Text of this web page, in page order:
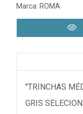
Marca: ROMA
"TRINCHAS
GRIS